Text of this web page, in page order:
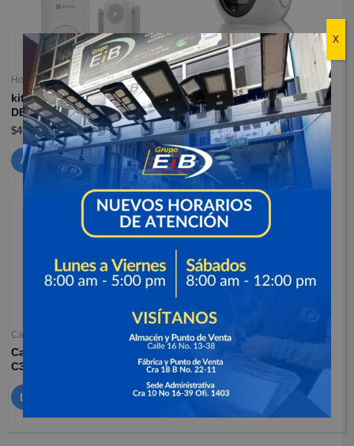
Hogar inteligente
kit de timbre inteligente –
DB2C
$457,900
Añadir al carrito
Camaras de seguridad
Camaras para interiores –
C6N
$137,900
Añadir al carrito
Camaras de seguridad
Camara para interiores –
C3N
Leer más
Camaras de seguridad
Camaras con baterias –
Panel solar de carga
Leer más
X